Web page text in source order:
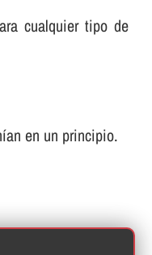
cualquier tipo de
en un principio.